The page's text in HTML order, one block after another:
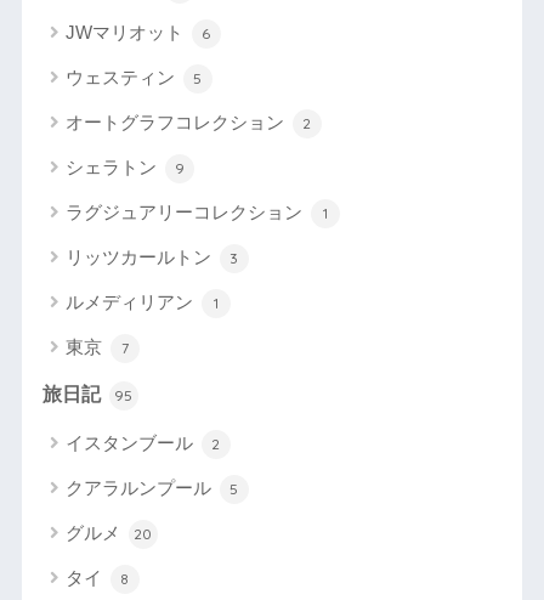
JWマリオット 6
ウェスティン 5
オートグラフコレクション 2
シェラトン 9
ラグジュアリーコレクション 1
リッツカールトン 3
ルメディリアン 1
東京 7
旅日記 95
イスタンブール 2
クアラルンプール 5
グルメ 20
タイ 8